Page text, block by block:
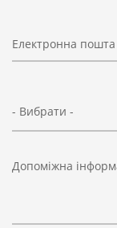
Електронна пошта
- Вибрати -
Допоміжна